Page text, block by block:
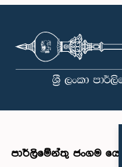
පාර්ලිමේන්තු ජංගම